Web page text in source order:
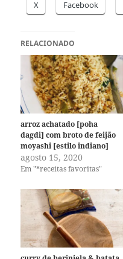
X Facebook
RELACIONADO
arroz achatado [poha
dagdi] com broto de feijão
moyashi [estilo indiano]
agosto 15, 2020
Em "*receitas favoritas"